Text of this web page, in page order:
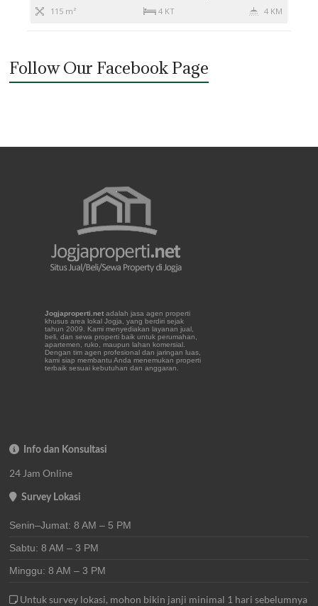
115 m² 4 KT 4 KM
Follow Our Facebook Page
Jogjaproperti.net adalah jasa agen properti
khusus area lokal Jogja, yang berdiri sejak
tahun 2009. Kami menyediakan layanan jual,
beli, dan sewa properti baik untuk perumahan,
apartemen, ruko, maupun lahan komersial.
Dengan tim agen profesional dan jaringan luas,
kami siap membantu Anda menemukan properti
terbaik sesuai kebutuhan dan anggaran.
Info dan Konsultasi
24 Jam Online
Survey Lokasi
Senin–Jumat: 8 AM – 5 PM
Sabtu: 8 AM – 3 PM
Minggu: 8 AM – 3 PM
Untuk survey lokasi, mohon bikin janji minimal 1 hari sebelumnya